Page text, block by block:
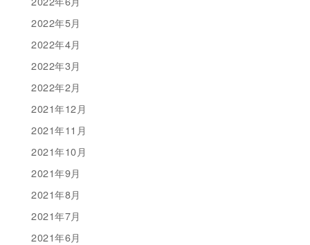
2022年5月
2022年4月
2022年3月
2022年2月
2021年12月
2021年11月
2021年10月
2021年9月
2021年8月
2021年7月
2021年6月